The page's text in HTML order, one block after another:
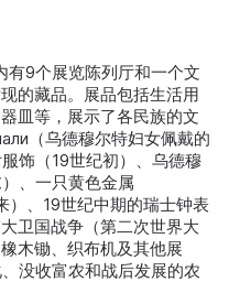
9个展览陈列厅和一个文
的藏品。展品包括生活用
皿等，展示了各民族的文
（乌德穆尔特妇女佩戴的
饰（19世纪初）、乌德穆
、一只黄色金属
）、19世纪中期的瑞士钟表
卫国战争（第二次世界大
木锄、织布机及其他展
没收富农和战后发展的农